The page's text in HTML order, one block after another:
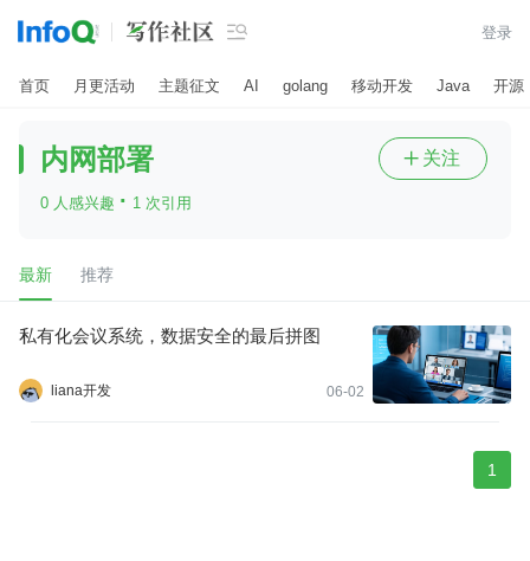
 登录
首页 月更活动 主题征文 AI golang 移动开发 Java 开源
内网部署
0 人感兴趣 · 1 次引用
 关注
最新 推荐
私有化会议系统，数据安全的最后拼图
liana开发 06-02
1